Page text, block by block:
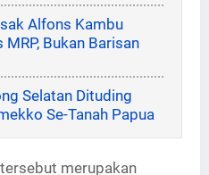
Alfons Kambu
Bukan Barisan
Selatan Dituding
Se-Tanah Papua
merupakan